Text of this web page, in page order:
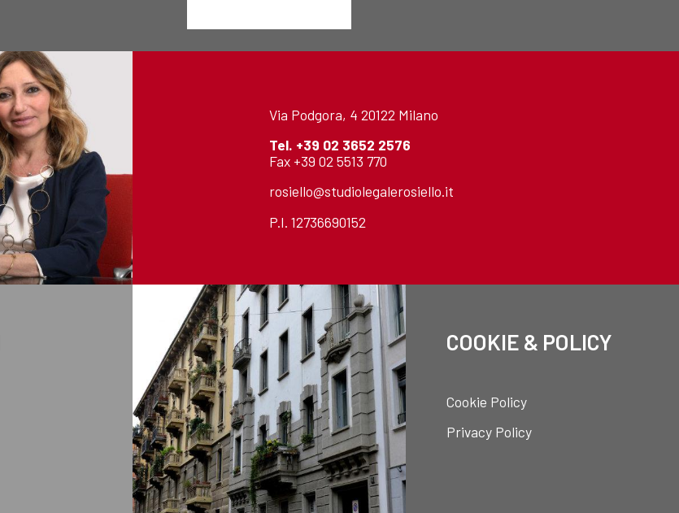
Via Podgora, 4 20122 Milano
Tel. +39 02 3652 2576
Fax +39 02 5513 770
rosiello@studiolegalerosiello.it
P.I. 12736690152
COOKIE & POLICY
Cookie Policy
Privacy Policy